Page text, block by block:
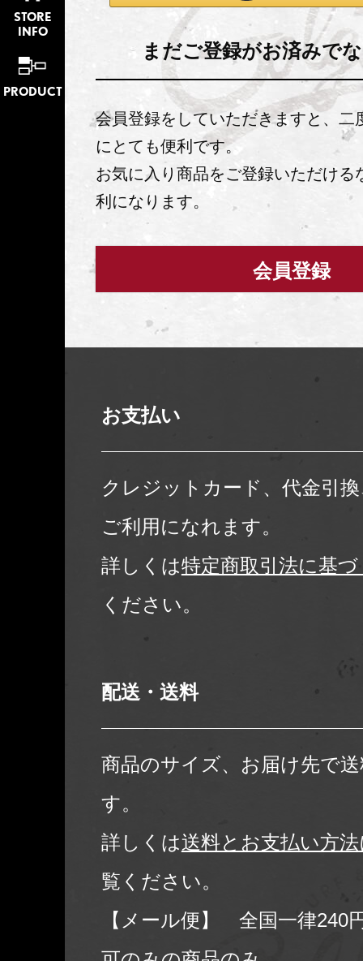
STORE
INFO
PRODUCT
まだご登録がお済みで
会員登録をしていただきますと、二
にとても便利です。
お気に入り商品をご登録いただける
利になります。
会員登録
お支払い
クレジットカード、代金引
ご利用になれます。
詳しくは特定商取引法に基
ください。
配送・送料
商品のサイズ、お届け先で
す。
詳しくは送料とお支払い方
覧ください。
【メール便】 全国一律240